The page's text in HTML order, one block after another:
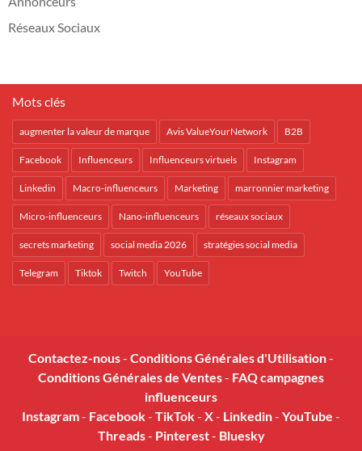
Réseaux Sociaux
Mots clés
augmenter la valeur de marque Avis ValueYourNetwork B2B
Facebook Influenceurs Influenceurs virtuels Instagram
Linkedin Macro-influenceurs Marketing marronnier marketing
Micro-influenceurs Nano-influenceurs réseaux sociaux
secrets marketing social media 2026 stratégies social media
Telegram Tiktok Twitch YouTube
Contactez-nous- Conditions Générales d'Utilisation-
Conditions Générales de Ventes- FAQ campagnes
influenceurs
Instagram- Facebook- TikTok- X- Linkedin- YouTube -
Threads- Pinterest- Bluesky